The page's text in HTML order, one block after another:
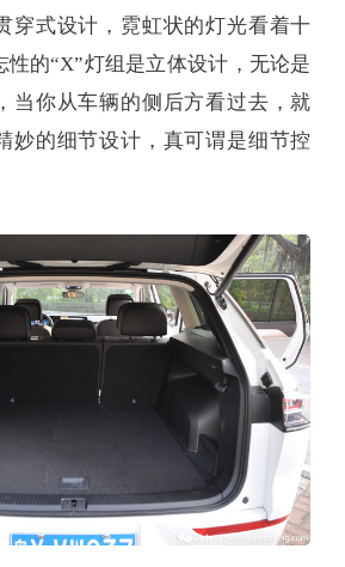
穿式设计，霓虹状的灯光看着十
性的“X”灯组是立体设计，无论是
当你从车辆的侧后方看过去，就
妙的细节设计，真可谓是细节控